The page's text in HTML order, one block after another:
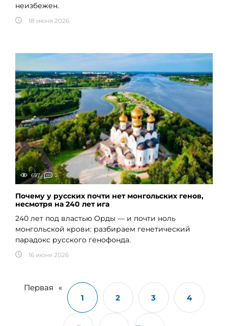
неизбежен.
18 июня 2026
697 2
Почему у русских почти нет монгольских генов,
несмотря на 240 лет ига
240 лет под властью Орды — и почти ноль
монгольской крови: разбираем генетический
парадокс русского генофонда.
16 июня 2026
Первая
«
1
2 3 4